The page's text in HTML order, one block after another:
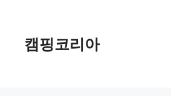
캠핑코리아